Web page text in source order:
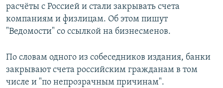
расчёты с Россией и стали закрывать счета
компаниям и физлицам. Об этом пишут
"Ведомости" со ссылкой на бизнесменов.
По словам одного из собеседников издания, банки
закрывают счета российским гражданам в том
числе и "по непрозрачным причинам".